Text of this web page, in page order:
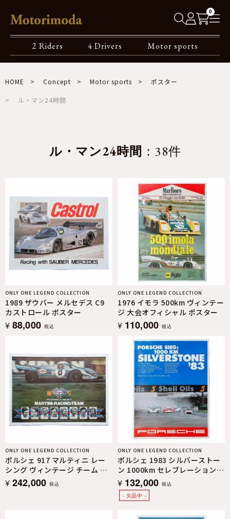
0
2 Riders 4 Drivers Motor sports
HOME Concept Motor sports ポスター
ル・マン24時間
ル・マン24時間 ：38件
ONLY ONE LEGEND COLLECTION
1989 ザウバー メルセデス C9
カストロール ポスター
¥ 88,000 税込
ONLY ONE LEGEND COLLECTION
1976 イモラ 500km ヴィンテー
ジ 大会オフィシャル ポスター
¥ 110,000 税込
ONLY ONE LEGEND COLLECTION
ポルシェ 917 マルティニ レー
シング ヴィンテージ チーム ポ
スター
¥ 242,000 税込
ONLY ONE LEGEND COLLECTION
ポルシェ 1983 シルバーストー
ン 1000km セレブレーション
ヴィンテージ ファクトリーポス
ター
¥ 132,000 税込